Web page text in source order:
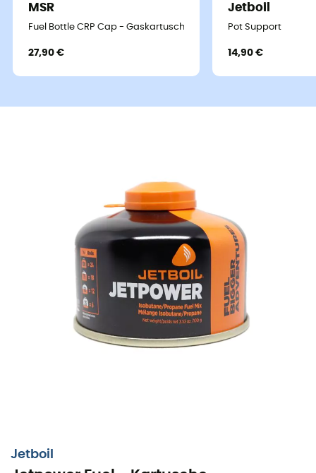
MSR
Fuel Bottle CRP Cap - Gaskartusche
27,90 €
Jetboil
Pot Support
14,90 €
Jetboil
Jetpower Kartusche Jetboil ist eine
bestehend aus einer Mischung vonPropan
. Du kannst sie das ganze Jahr über
verwenden, egal ob du im Sommer oder Winter campen
gehst. Effizient und leistungsstark, ermöglicht sie dir, dein
Essen in der freien Natur zu erhitzen.DieJetpower
Abmessungen: 9 x 7 cm